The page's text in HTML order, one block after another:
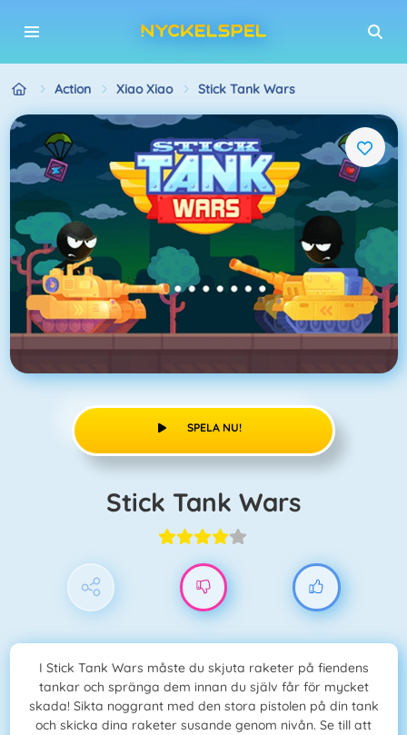
Action Xiao Xiao Stick Tank Wars
SPELA NU!
Stick Tank Wars
I Stick Tank Wars måste du skjuta raketer på fiendens
tankar och spränga dem innan du själv får för mycket
skada! Sikta noggrant med den stora pistolen på din tank
och skicka dina raketer susande genom nivån. Se till att